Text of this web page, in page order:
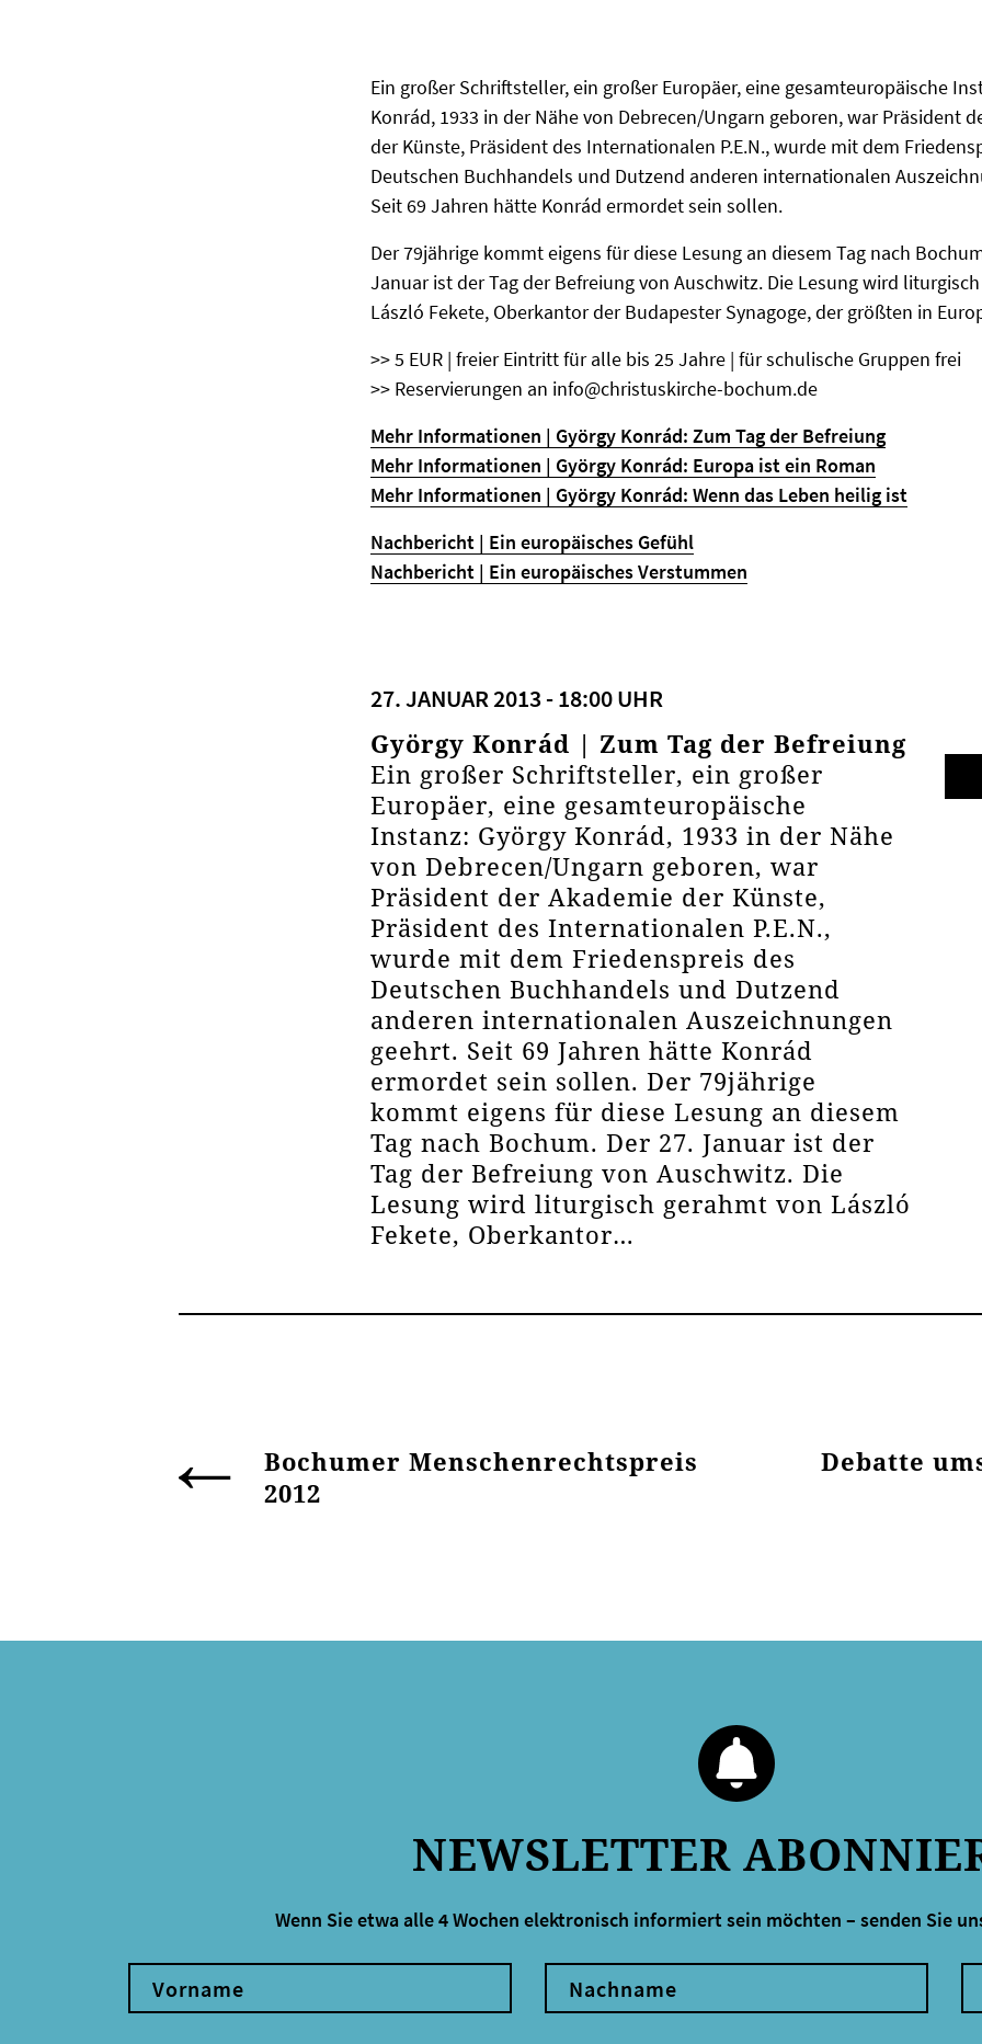
Ein großer Schriftsteller, ein großer Europäer, eine gesamteuropäische
Konrád, 1933 in der Nähe von Debrecen/Ungarn geboren, war Präsident
der Künste, Präsident des Internationalen P.E.N., wurde mit dem
Deutschen Buchhandels und Dutzend anderen internationalen
Seit 69 Jahren hätte Konrád ermordet sein sollen.
Der 79jährige kommt eigens für diese Lesung an diesem Tag nach
Januar ist der Tag der Befreiung von Auschwitz. Die Lesung wird
László Fekete, Oberkantor der Budapester Synagoge, der größten in
>> 5 EUR | freier Eintritt für alle bis 25 Jahre | für schulische Gruppen frei
>> Reservierungen an info@christuskirche-bochum.de
Mehr Informationen | György Konrád: Zum Tag der Befreiung
Mehr Informationen | György Konrád: Europa ist ein Roman
Mehr Informationen | György Konrád: Wenn das Leben heilig ist
Nachbericht | Ein europäisches Gefühl
Nachbericht | Ein europäisches Verstummen
27. JANUAR 2013 - 18:00 UHR
György Konrád | Zum Tag der Befreiung
Ein großer Schriftsteller, ein großer
Europäer, eine gesamteuropäische
Instanz: György Konrád, 1933 in der Nähe
von Debrecen/Ungarn geboren, war
Präsident der Akademie der Künste,
Präsident des Internationalen P.E.N.,
wurde mit dem Friedenspreis des
Deutschen Buchhandels und Dutzend
anderen internationalen Auszeichnungen
geehrt. Seit 69 Jahren hätte Konrád
ermordet sein sollen. Der 79jährige
kommt eigens für diese Lesung an diesem
Tag nach Bochum. Der 27. Januar ist der
Tag der Befreiung von Auschwitz. Die
Lesung wird liturgisch gerahmt von László
Fekete, Oberkantor…
Bochumer Menschenrechtspreis
2012
Debatte
NEWSLETTER
Wenn Sie etwa alle 4 Wochen elektronisch informiert sein möchten – senden Sie